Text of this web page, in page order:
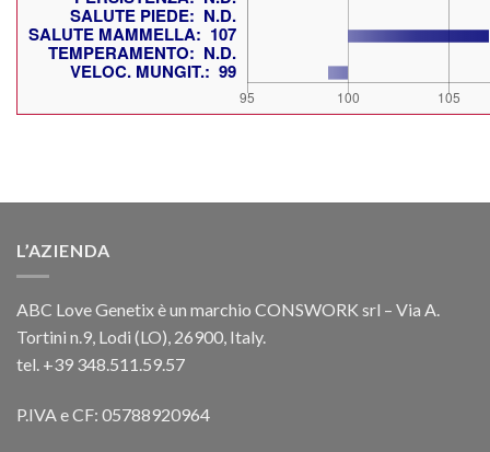
L’AZIENDA
ABC Love Genetix è un marchio CONSWORK srl – Via A.
Tortini n.9, Lodi (LO), 26900, Italy.
tel. +39 348.511.59.57
P.IVA e CF: 05788920964